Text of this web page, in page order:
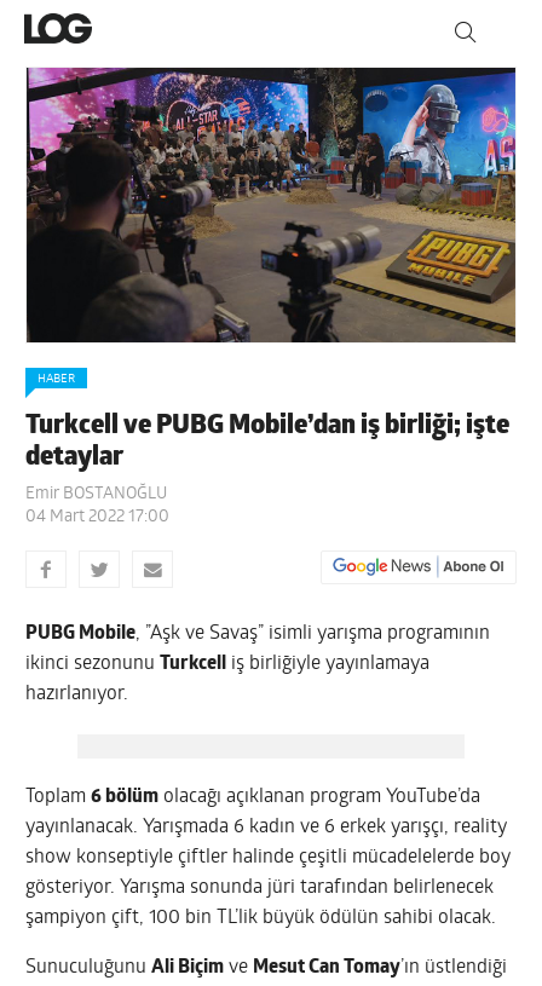
HABER
Turkcell ve PUBG Mobile’dan iş birliği; işte
detaylar
Emir BOSTANOĞLU
04 Mart 2022 17:00
PUBG Mobile, ”Aşk ve Savaş” isimli yarışma programının
ikinci sezonunu
Turkcell
iş birliğiyle yayınlamaya
hazırlanıyor.
Toplam6 bölüm olacağı açıklanan program YouTube’da
yayınlanacak. Yarışmada 6 kadın ve 6 erkek yarışçı, reality
show konseptiyle çiftler halinde çeşitli mücadelelerde boy
gösteriyor. Yarışma sonunda jüri tarafından belirlenecek
şampiyon çift, 100 bin TL’lik büyük ödülün sahibi olacak.
SunuculuğunuAli Biçim ve Mesut Can Tomay’ın üstlendiği